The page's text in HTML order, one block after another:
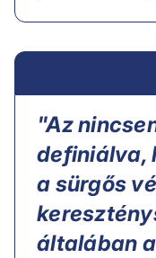
"Az
definiálva,
a sürgős
általában